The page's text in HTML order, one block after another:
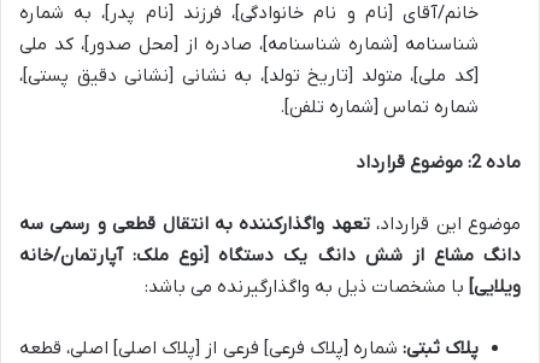
خانم/آقای [نام و نام خانوادگی]، فرزند [نام پدر]، به شماره
شناسنامه [شماره شناسنامه]، صادره از [محل صدور]، کد ملی
[کد ملی]، متولد [تاریخ تولد]، به نشانی [نشانی دقیق پستی]،
شماره تماس [شماره تلفن].
ماده 2: موضوع قرارداد
موضوع این قرارداد،تعهد واگذارکننده به انتقال قطعی و رسمی سه
دانگ مشاع از شش دانگ یک دستگاه [نوع ملک: آپارتمان/خانه
ویلایی] با مشخصات ذیل به واگذارگیرنده می باشد:
پلاک ثبتی: شماره [پلاک فرعی] فرعی از [پلاک اصلی] اصلی، قطعه